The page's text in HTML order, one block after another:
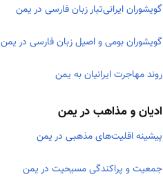
گویشوران ایرانی‌تبار زبان فارسی در یمن
گویشوران بومی و اصیل زبان فارسی در یمن
روند مهاجرت ایرانیان به یمن
ادیان و مذاهب در یمن
پیشینه اقلیت‌های مذهبی در یمن
جمعیت و پراکندگی مسیحیت در یمن